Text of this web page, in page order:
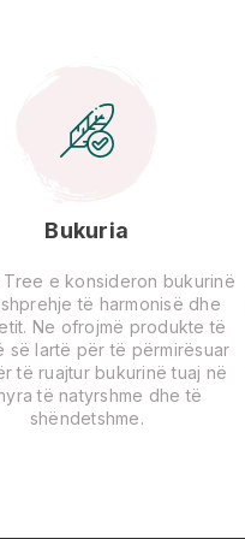
Bukuria
Tree e konsideron bukurinë
të harmonisë dhe
Ne ofrojmë produkte të
së lartë për të përmirësuar
të ruajtur bukurinë tuaj në
të natyrshme dhe të
shëndetshme.